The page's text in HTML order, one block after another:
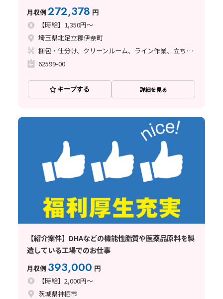
月収例272,378 円
【時給】1,350円～
埼玉県北足立郡伊奈町
梱包・仕分け、クリーンルーム、ライン作業、立ち作業
62599-00
キープする 詳細を見る
【紹介案件】DHAなどの機能性脂質や医薬品原料を製
造している工場でのお仕事
月収例 393,000 円
【時給】2,000円～
茨城県神栖市